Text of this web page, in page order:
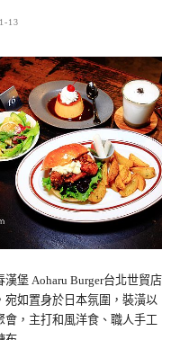
13
堡 Aoharu Burger台北世貿店
宛如置身於日本氛圍，裝潢以
，主打和風洋食、職人手工